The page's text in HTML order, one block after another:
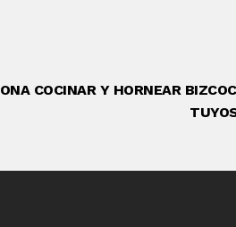
COCINAR Y HORNEAR